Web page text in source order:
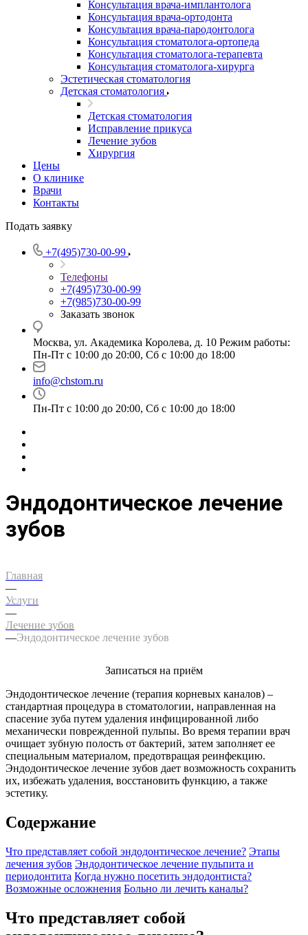
Консультация врача-имплантолога
Консультация врача-ортодонта
Консультация врача-пародонтолога
Консультация стоматолога-ортопеда
Консультация стоматолога-терапевта
Консультация стоматолога-хирурга
Эстетическая стоматология
Детская стоматология
Детская стоматология
Исправление прикуса
Лечение зубов
Хирургия
Цены
О клинике
Врачи
Контакты
Подать заявку
+7(495)730-00-99
Телефоны
+7(495)730-00-99
+7(985)730-00-99
Заказать звонок
Москва, ул. Академика Королева, д. 10 Режим работы:
Пн-Пт с 10:00 до 20:00, Сб с 10:00 до 18:00
info@chstom.ru
Пн-Пт с 10:00 до 20:00, Сб с 10:00 до 18:00
Эндодонтическое лечение
зубов
Главная
—
Услуги
—
Лечение зубов
—Эндодонтическое лечение зубов
Записаться на приём
Эндодонтическое лечение (терапия корневых каналов) –
стандартная процедура в стоматологии, направленная на
спасение зуба путем удаления инфицированной либо
механически поврежденной пульпы. Во время терапии врач
очищает зубную полость от бактерий, затем заполняет ее
специальным материалом, предотвращая реинфекцию.
Эндодонтическое лечение зубов дает возможность сохранить
их, избежать удаления, восстановить функцию, а также
эстетику.
Содержание
Что представляет собой эндодонтическое лечение? Этапы
лечения зубов Эндодонтическое лечение пульпита и
периодонтита Когда нужно посетить эндодонтиста?
Возможные осложнения Больно ли лечить каналы?
Что представляет собой